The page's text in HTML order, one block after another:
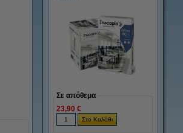
Σε απόθεμα
23,90 €